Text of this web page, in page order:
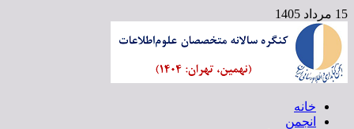
15 مرداد 1405
کنگره سالانه متخصصان علوم اطلاعات
خانه
انجمن